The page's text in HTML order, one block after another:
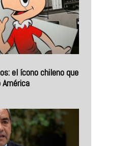
el ícono chileno que